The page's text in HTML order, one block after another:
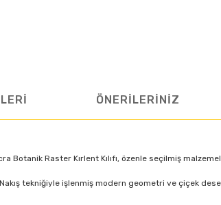
ÖNERİLERİNİZ
Raster Kırlent Kılıfı, özenle seçilmiş
Nakış tekniğiyle işlenmiş modern geometri ve çiçek